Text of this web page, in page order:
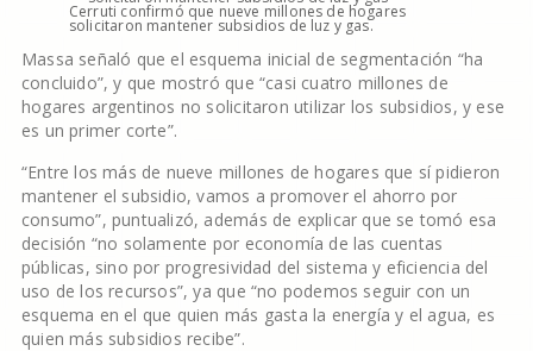
Cerruti confirmó que nueve millones de hogares
solicitaron mantener subsidios de luz y gas.
Massa señaló que el esquema inicial de segmentación “ha
concluido”, y que mostró que “casi cuatro millones de
hogares argentinos no solicitaron utilizar los subsidios, y ese
es un primer corte”.
“Entre los más de nueve millones de hogares que sí pidieron
mantener el subsidio, vamos a promover el ahorro por
consumo”, puntualizó, además de explicar que se tomó esa
decisión “no solamente por economía de las cuentas
públicas, sino por progresividad del sistema y eficiencia del
uso de los recursos”, ya que “no podemos seguir con un
esquema en el que quien más gasta la energía y el agua, es
quien más subsidios recibe”.